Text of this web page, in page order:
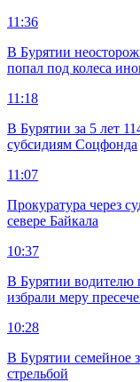
11:36
В Бурятии
попал под колеса
11:18
В Бурятии за 5 лет
субсидиям Соцфонда
11:07
Прокуратура через
севере Байкала
10:37
В Бурятии водителю
избрали меру
10:28
В Бурятии семейное
стрельбой